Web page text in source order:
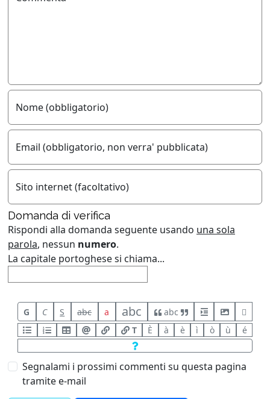
Nome (obbligatorio)
Email (obbligatorio, non verra' pubblicata)
Sito internet (facoltativo)
Domanda di verifica
Rispondi alla domanda seguente usando una sola
parola, nessun numero.
La capitale portoghese si chiama...
G C S abc a abc
abc
T
È à è ì ò ù é
Segnalami i prossimi commenti su questa pagina
tramite e-mail